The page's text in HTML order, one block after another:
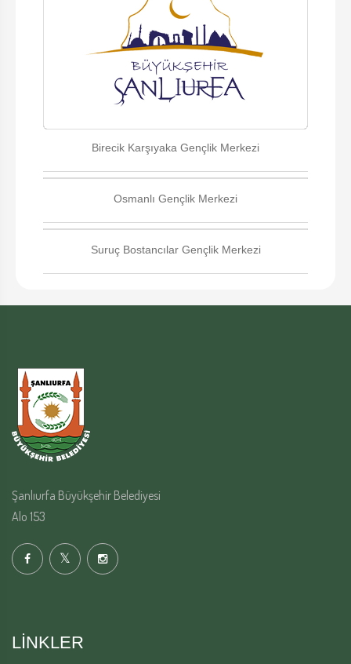
Birecik Karşıyaka Gençlik Merkezi
Osmanlı Gençlik Merkezi
Suruç Bostancılar Gençlik Merkezi
Şanlıurfa Büyükşehir Belediyesi
Alo 153
LINKLER